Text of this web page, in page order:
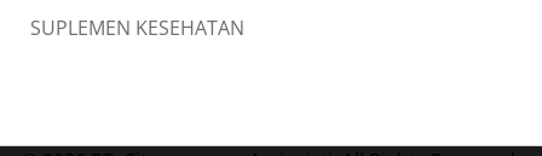
SUPLEMEN KESEHATAN